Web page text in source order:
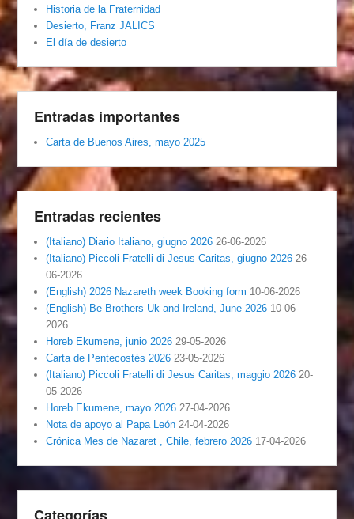
Historia de la Fraternidad
Desierto, Franz JALICS
El día de desierto
Entradas importantes
Carta de Buenos Aires, mayo 2025
Entradas recientes
(Italiano) Diario Italiano, giugno 2026 26-06-2026
(Italiano) Piccoli Fratelli di Jesus Caritas, giugno 2026 26-
06-2026
(English) 2026 Nazareth week Booking form 10-06-2026
(English) Be Brothers Uk and Ireland, June 2026 10-06-
2026
Horeb Ekumene, junio 2026 29-05-2026
Carta de Pentecostés 2026 23-05-2026
(Italiano) Piccoli Fratelli di Jesus Caritas, maggio 2026 20-
05-2026
Horeb Ekumene, mayo 2026 27-04-2026
Nota de apoyo al Papa León 24-04-2026
Crónica Mes de Nazaret , Chile, febrero 2026 17-04-2026